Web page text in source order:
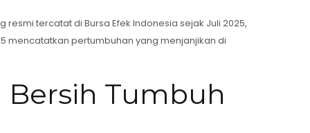
tercatat di Bursa Efek Indonesia sejak Juli 2025,
mencatatkan pertumbuhan yang menjanjikan di
Bersih Tumbuh